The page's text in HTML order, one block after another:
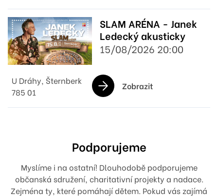
SLAM ARÉNA - Janek
Ledecký akusticky
15/08/2026 20:00
U Dráhy, Šternberk
785 01
Zobrazit
Podporujeme
Myslíme i na ostatní! Dlouhodobě podporujeme
občanská sdružení, charitativní projekty a nadace.
Zejména ty, které pomáhají dětem. Pokud vás zajímá